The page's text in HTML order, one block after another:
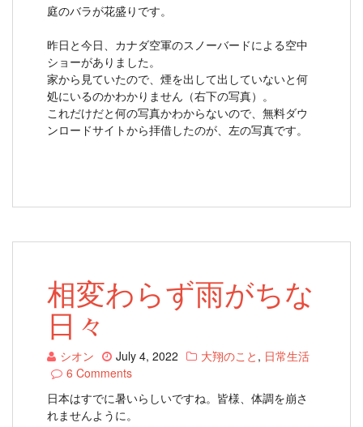
庭のバラが花盛りです。
昨日と今日、カナダ空軍のスノーバードによる空中
ショーがありました。
家から見ていたので、煙を出して出していないと何
処にいるのかわかりません（右下の写真）。
これだけだと何の写真かわからないので、無料ダウ
ンロードサイトから拝借したのが、左の写真です。
相変わらず雨がちな
日々
シオン July 4, 2022 大翔のこと , 日常生活
6 Comments
日本はすでに暑いらしいですね。皆様、体調を崩さ
れませんように。